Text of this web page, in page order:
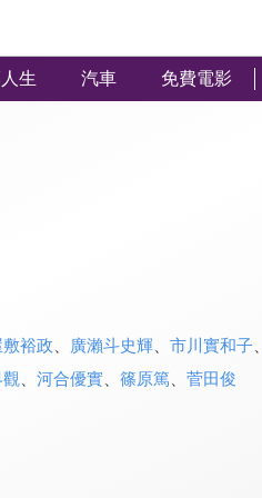
生 汽車 免費電影
敷裕政 廣瀨斗史輝、 市川實和子、
河合優實、 篠原篤 菅田俊